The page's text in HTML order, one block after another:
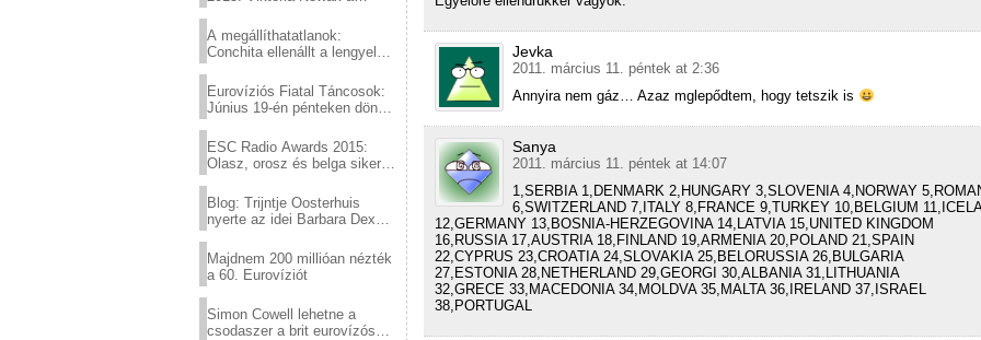
A megállíthatatlanok:
Conchita ellenállt a lengyel
Eurovíziós Fiatal Táncosok:
Június 19-én pénteken döntő
ESC Radio Awards 2015:
Olasz, orosz és belga siker,
Blog: Trijntje Oosterhuis
nyerte az idei Barbara Dex
Majdnem 200 millióan nézték
a 60. Eurovíziót
Simon Cowell lehetne a
csodaszer a brit eurovízós
Jevka
2011. március 11. péntek at 2:36
Annyira nem gáz… Azaz mglepődtem, hogy tetszik is
Sanya
2011. március 11. péntek at 14:07
1,SERBIA 1,DENMARK 2,HUNGARY 3,SLOVENIA 4,NORWAY
6,SWITZERLAND 7,ITALY 8,FRANCE 9,TURKEY 10,BELGIUM
12,GERMANY 13,BOSNIA-HERZEGOVINA 14,LATVIA 15,UNITED KINGDOM
16,RUSSIA 17,AUSTRIA 18,FINLAND 19,ARMENIA 20,POLAND 21,SPAIN
22,CYPRUS 23,CROATIA 24,SLOVAKIA 25,BELORUSSIA 26,BULGARIA
27,ESTONIA 28,NETHERLAND 29,GEORGI 30,ALBANIA 31,LITHUANIA
32,GRECE 33,MACEDONIA 34,MOLDVA 35,MALTA 36,IRELAND 37,ISRAEL
38,PORTUGAL